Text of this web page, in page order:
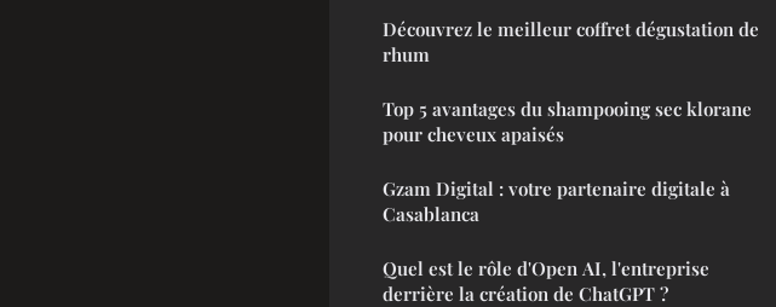
Découvrez le meilleur coffret dégustation de
rhum
Top 5 avantages du shampooing sec klorane
pour cheveux apaisés
Gzam Digital : votre partenaire digitale à
Casablanca
Quel est le rôle d'Open AI, l'entreprise
derrière la création de ChatGPT ?